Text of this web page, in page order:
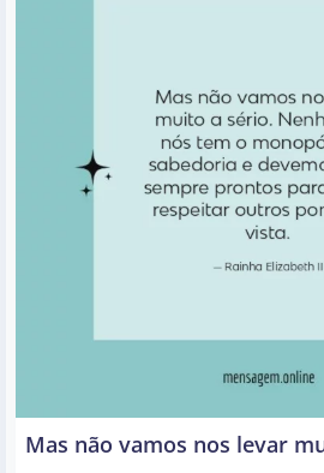
Mas não vamos nos levar